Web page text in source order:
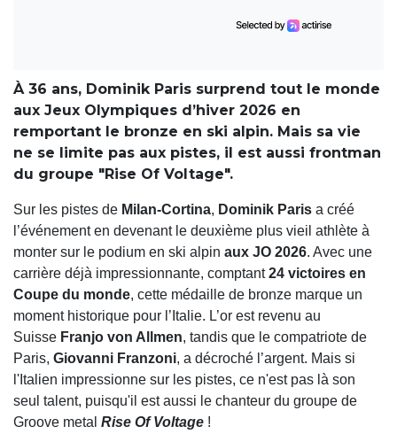
À 36 ans, Dominik Paris surprend tout le monde
aux Jeux Olympiques d’hiver 2026 en
remportant le bronze en ski alpin. Mais sa vie
ne se limite pas aux pistes, il est aussi frontman
du groupe "Rise Of Voltage".
Sur les pistes de Milan-Cortina, Dominik Paris a créé
l’événement en devenant le deuxième plus vieil athlète à
monter sur le podium en ski alpin aux JO 2026. Avec une
carrière déjà impressionnante, comptant24 victoires en
Coupe du monde, cette médaille de bronze marque un
moment historique pour l’Italie. L’or est revenu au
Suisse Franjo von Allmen, tandis que le compatriote de
Paris, Giovanni Franzoni, a décroché l’argent. Mais si
l'Italien impressionne sur les pistes, ce n'est pas là son
seul talent, puisqu'il est aussi le chanteur du groupe de
Groove metal Rise Of Voltage !